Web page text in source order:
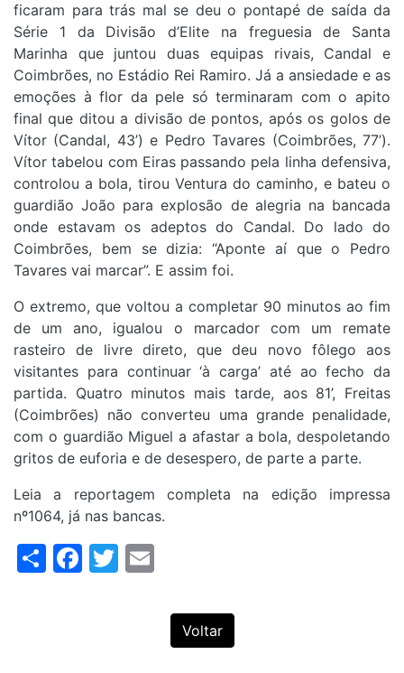
ficaram para trás mal se deu o pontapé de saída da
Série 1 da Divisão d’Elite na freguesia de Santa
Marinha que juntou duas equipas rivais, Candal e
Coimbrões, no Estádio Rei Ramiro. Já a ansiedade e as
emoções à flor da pele só terminaram com o apito
final que ditou a divisão de pontos, após os golos de
Vítor (Candal, 43’) e Pedro Tavares (Coimbrões, 77’).
Vítor tabelou com Eiras passando pela linha defensiva,
controlou a bola, tirou Ventura do caminho, e bateu o
guardião João para explosão de alegria na bancada
onde estavam os adeptos do Candal. Do lado do
Coimbrões, bem se dizia: “Aponte aí que o Pedro
Tavares vai marcar”. E assim foi.
O extremo, que voltou a completar 90 minutos ao fim
de um ano, igualou o marcador com um remate
rasteiro de livre direto, que deu novo fôlego aos
visitantes para continuar ‘à carga’ até ao fecho da
partida. Quatro minutos mais tarde, aos 81’, Freitas
(Coimbrões) não converteu uma grande penalidade,
com o guardião Miguel a afastar a bola, despoletando
gritos de euforia e de desespero, de parte a parte.
Leia a reportagem completa na edição impressa
nº1064, já nas bancas.
ShareFacebook
Twitter
Voltar